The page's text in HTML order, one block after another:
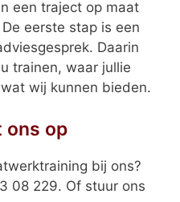
een traject op maat
eerste stap is een
Daarin
trainen, waar jullie
wij kunnen bieden.
ons op
bij ons?
08 229. Of stuur ons